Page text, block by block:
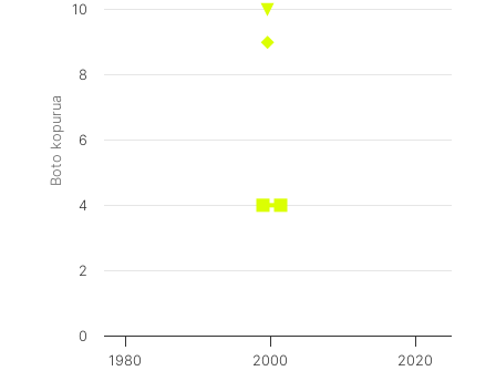
Boto kopurua
1980 2000 2020
0
2
4
6
8
10